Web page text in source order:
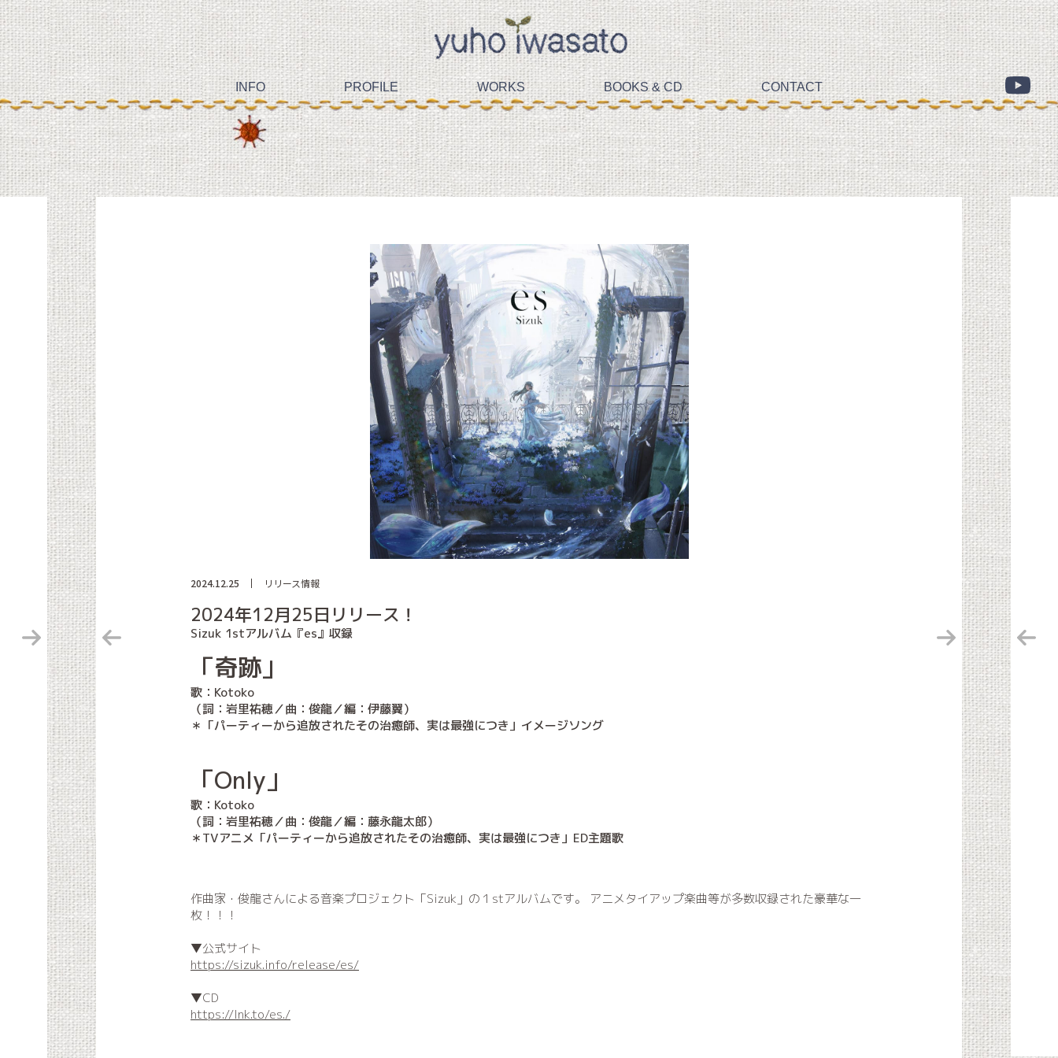
INFO PROFILE WORKS BOOKS & CD CONTACT
2024.12.25 リリース情報
2024年12月25日リリース！
Sizuk 1stアルバム『es』収録
「奇跡」
歌：Kotoko
（詞：岩里祐穂／曲：俊龍／編：伊藤翼）
＊「パーティーから追放されたその治癒師、実は最強につき」イメージソング
「Only」
歌：Kotoko
（詞：岩里祐穂／曲：俊龍／編：藤永龍太郎）
＊TVアニメ「パーティーから追放されたその治癒師、実は最強につき」ED主題歌
作曲家・俊龍さんによる音楽プロジェクト「Sizuk」の１stアルバムです。 アニメタイアップ楽曲等が多数収録された豪華な一
枚！！！
▼公式サイト
https://sizuk.info/release/es/
▼CD
https://lnk.to/es./